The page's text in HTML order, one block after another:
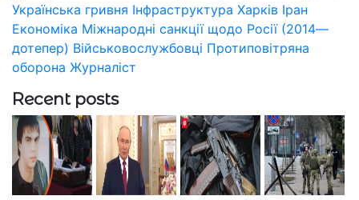
Українська гривня Інфраструктура Харків Іран
Економіка Міжнародні санкції щодо Росії (2014—
дотепер) Військовослужбовці Протиповітряна
оборона Журналіст
Recent posts